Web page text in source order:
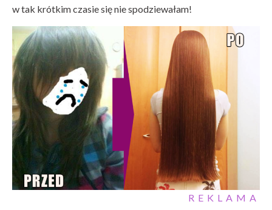
w tak krótkim czasie się nie spodziewałam!
REKLAMA